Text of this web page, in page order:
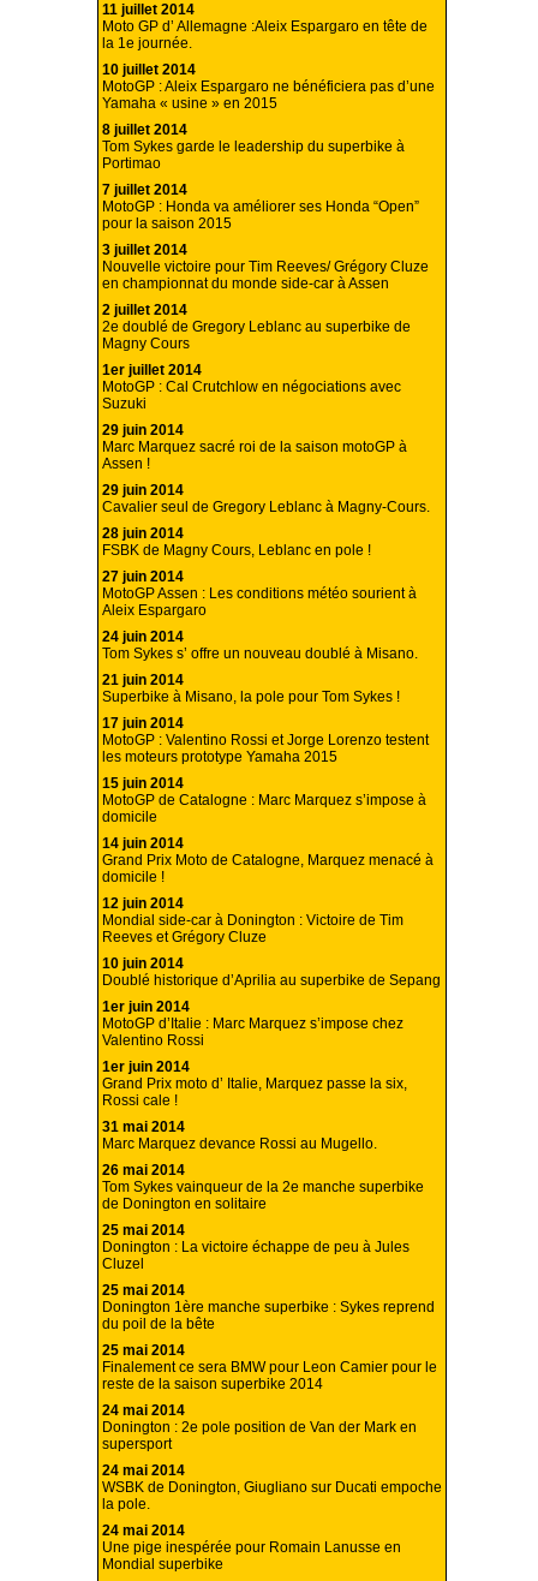
11 juillet 2014
Moto GP d’ Allemagne :Aleix Espargaro en tête de
la 1e journée.
10 juillet 2014
MotoGP : Aleix Espargaro ne bénéficiera pas d’une
Yamaha « usine » en 2015
8 juillet 2014
Tom Sykes garde le leadership du superbike à
Portimao
7 juillet 2014
MotoGP : Honda va améliorer ses Honda “Open”
pour la saison 2015
3 juillet 2014
Nouvelle victoire pour Tim Reeves/ Grégory Cluze
en championnat du monde side-car à Assen
2 juillet 2014
2e doublé de Gregory Leblanc au superbike de
Magny Cours
1er juillet 2014
MotoGP : Cal Crutchlow en négociations avec
Suzuki
29 juin 2014
Marc Marquez sacré roi de la saison motoGP à
Assen !
29 juin 2014
Cavalier seul de Gregory Leblanc à Magny-Cours.
28 juin 2014
FSBK de Magny Cours, Leblanc en pole !
27 juin 2014
MotoGP Assen : Les conditions météo sourient à
Aleix Espargaro
24 juin 2014
Tom Sykes s’ offre un nouveau doublé à Misano.
21 juin 2014
Superbike à Misano, la pole pour Tom Sykes !
17 juin 2014
MotoGP : Valentino Rossi et Jorge Lorenzo testent
les moteurs prototype Yamaha 2015
15 juin 2014
MotoGP de Catalogne : Marc Marquez s’impose à
domicile
14 juin 2014
Grand Prix Moto de Catalogne, Marquez menacé à
domicile !
12 juin 2014
Mondial side-car à Donington : Victoire de Tim
Reeves et Grégory Cluze
10 juin 2014
Doublé historique d’Aprilia au superbike de Sepang
1er juin 2014
MotoGP d’Italie : Marc Marquez s’impose chez
Valentino Rossi
1er juin 2014
Grand Prix moto d’ Italie, Marquez passe la six,
Rossi cale !
31 mai 2014
Marc Marquez devance Rossi au Mugello.
26 mai 2014
Tom Sykes vainqueur de la 2e manche superbike
de Donington en solitaire
25 mai 2014
Donington : La victoire échappe de peu à Jules
Cluzel
25 mai 2014
Donington 1ère manche superbike : Sykes reprend
du poil de la bête
25 mai 2014
Finalement ce sera BMW pour Leon Camier pour le
reste de la saison superbike 2014
24 mai 2014
Donington : 2e pole position de Van der Mark en
supersport
24 mai 2014
WSBK de Donington, Giugliano sur Ducati empoche
la pole.
24 mai 2014
Une pige inespérée pour Romain Lanusse en
Mondial superbike